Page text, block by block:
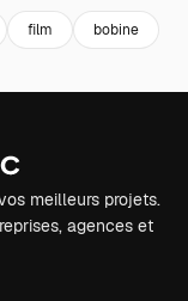
film bobine
meilleurs projets.
agences et